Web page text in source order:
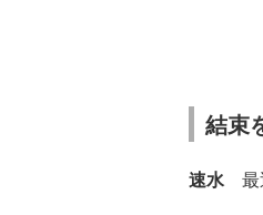
結束
速水 最